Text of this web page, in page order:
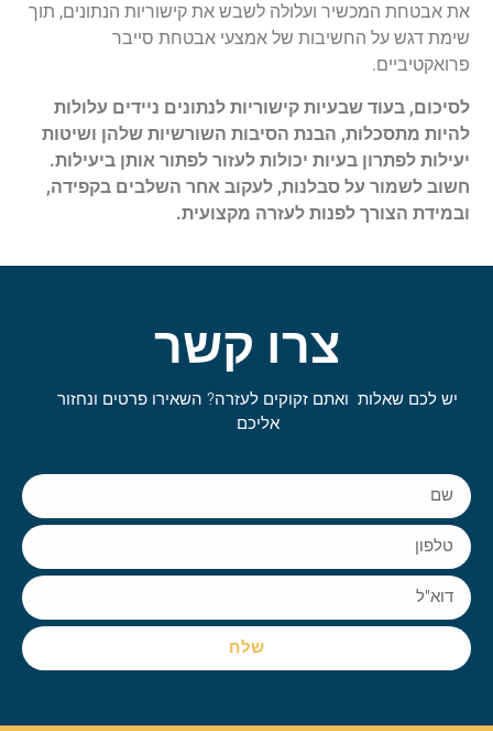
את אבטחת המכשיר ועלולה לשבש את קישוריות הנתונים, תוך
שימת דגש על החשיבות של אמצעי אבטחת סייבר
פרואקטיביים.
לסיכום, בעוד שבעיות קישוריות לנתונים ניידים עלולות
להיות מתסכלות, הבנת הסיבות השורשיות שלהן ושיטות
יעילות לפתרון בעיות יכולות לעזור לפתור אותן ביעילות.
חשוב לשמור על סבלנות, לעקוב אחר השלבים בקפידה,
ובמידת הצורך לפנות לעזרה מקצועית.
צרו קשר
יש לכם שאלות ואתם זקוקים לעזרה? השאירו פרטים ונחזור
אליכם
שלח